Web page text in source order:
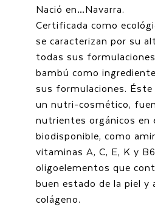
Nació en…Navarra.
Certificada como
se caracterizan por su
todas sus
bambú como
sus formulaciones. Éste
un nutri-cosmético,
nutrientes orgánicos en
biodisponible, como
vitaminas A, C, E, K y
oligoelementos que
buen estado de la piel y
colágeno.